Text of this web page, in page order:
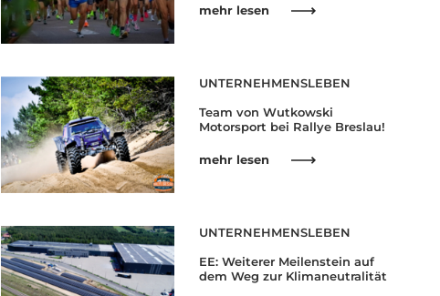
mehr lesen
UNTERNEHMENSLEBEN
Team von Wutkowski
Motorsport bei Rallye Breslau!
mehr lesen
UNTERNEHMENSLEBEN
EE: Weiterer Meilenstein auf
dem Weg zur Klimaneutralität